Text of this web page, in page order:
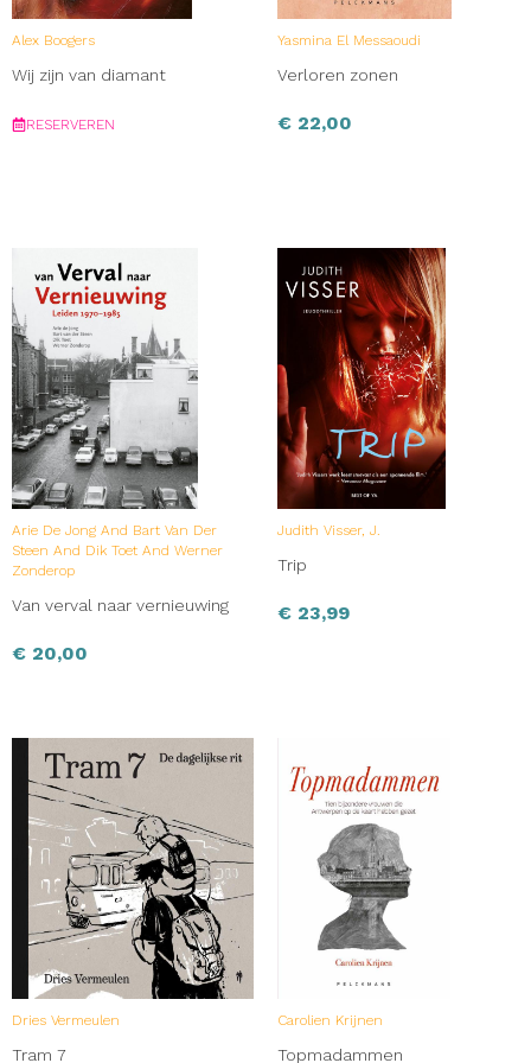
Alex Boogers
Wij zijn van diamant
RESERVEREN
Yasmina El Messaoudi
Verloren zonen
€ 22,00
Arie De Jong And Bart Van Der
Steen And Dik Toet And Werner
Zonderop
Van verval naar vernieuwing
€ 20,00
Judith Visser, J.
Trip
€ 23,99
Dries Vermeulen
Tram 7
Carolien Krijnen
Topmadammen